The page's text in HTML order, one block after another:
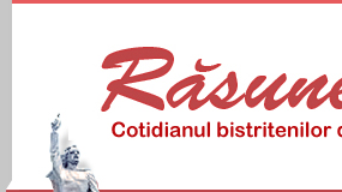
Meniu principal